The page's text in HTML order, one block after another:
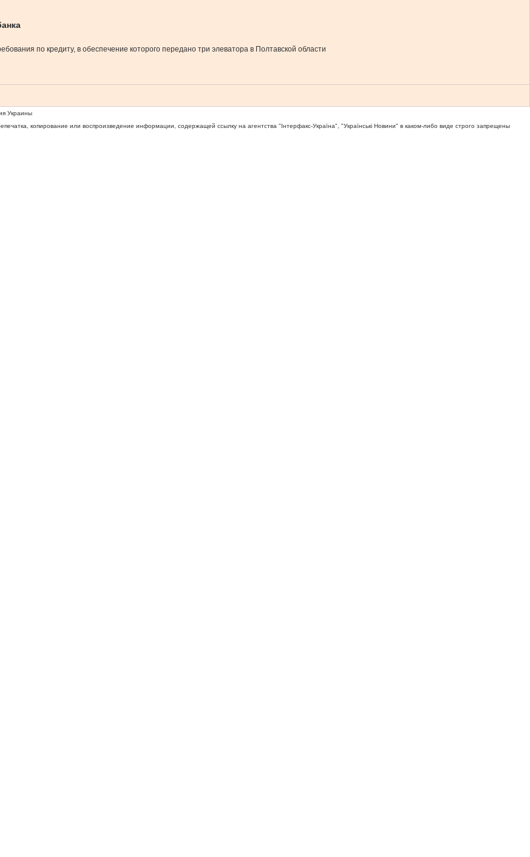
по кредиту, в обеспечение которого передано три элеватора в Полтавской области
Украины
копирование или воспроизведение информации, содержащей ссылку на агентства "Iнтерфакс-Україна", "Українськi Новини" в каком-либо виде строго запрещены